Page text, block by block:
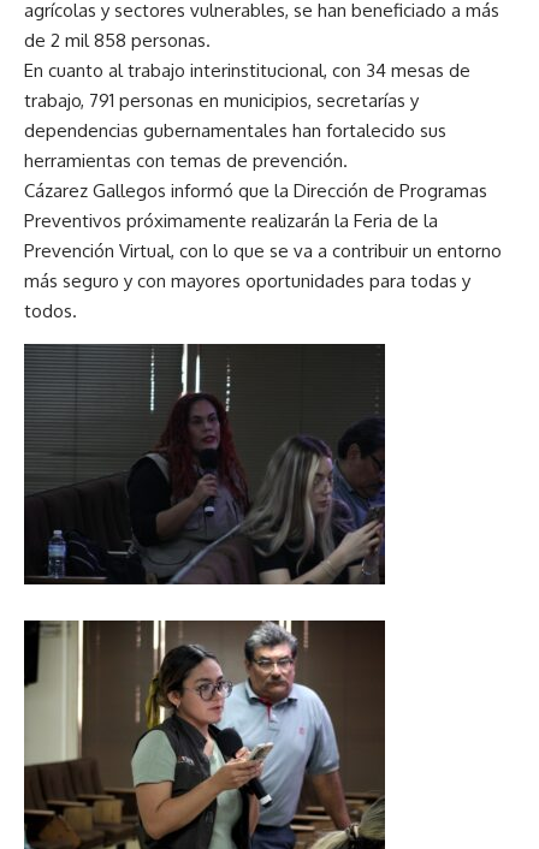
agrícolas y sectores vulnerables, se han beneficiado a más
de 2 mil 858 personas.
En cuanto al trabajo interinstitucional, con 34 mesas de
trabajo, 791 personas en municipios, secretarías y
dependencias gubernamentales han fortalecido sus
herramientas con temas de prevención.
Cázarez Gallegos informó que la Dirección de Programas
Preventivos próximamente realizarán la Feria de la
Prevención Virtual, con lo que se va a contribuir un entorno
más seguro y con mayores oportunidades para todas y
todos.